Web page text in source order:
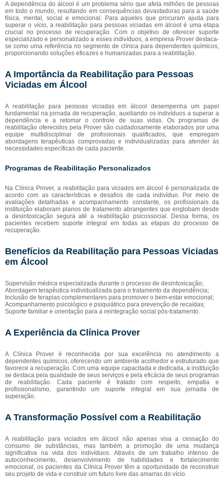
A dependência do álcool é um problema sério que afeta milhões de pessoas
em todo o mundo, resultando em consequências devastadoras para a saúde
física, mental, social e emocional. Para aqueles que procuram ajuda para
superar o vício, a reabilitação para pessoas viciadas em álcool é uma etapa
crucial no processo de recuperação. Com o objetivo de oferecer suporte
especializado e personalizado a esses indivíduos, a empresa Prover destaca-
se como uma referência no segmento de clínica para dependentes químicos,
proporcionando soluções eficazes e humanizadas para a reabilitação.
A Importância da Reabilitação para Pessoas
Viciadas em Álcool
A reabilitação para pessoas viciadas em álcool desempenha um papel
fundamental na jornada de recuperação, auxiliando os indivíduos a superar a
dependência e a retomar o controle de suas vidas. Os programas de
reabilitação oferecidos pela Prover são cuidadosamente elaborados por uma
equipe multidisciplinar de profissionais qualificados, que empregam
abordagens terapêuticas comprovadas e individualizadas para atender às
necessidades específicas de cada paciente.
Programas de Reabilitação Personalizados
Na Clínica Prover, a reabilitação para viciados em álcool é personalizada de
acordo com as características e desafios de cada indivíduo. Por meio de
avaliações detalhadas e acompanhamento constante, os profissionais da
instituição elaboram planos de tratamento abrangentes que englobam desde
a desintoxicação segura até a reabilitação psicossocial. Dessa forma, os
pacientes recebem suporte integral em todas as etapas do processo de
recuperação.
Benefícios da Reabilitação para Pessoas Viciadas
em Álcool
Supervisão médica especializada durante o processo de desintoxicação;
Abordagem terapêutica individualizada para o tratamento da dependência;
Inclusão de terapias complementares para promover o bem-estar emocional;
Acompanhamento psicológico e psiquiátrico para prevenção de recaídas;
Suporte familiar e orientação para a reintegração social pós-tratamento.
A Experiência da Clínica Prover
A Clínica Prover é reconhecida por sua excelência no atendimento a
dependentes químicos, oferecendo um ambiente acolhedor e estruturado que
favorece a recuperação. Com uma equipe capacitada e dedicada, a instituição
se destaca pela qualidade de seus serviços e pela eficácia de seus programas
de reabilitação. Cada paciente é tratado com respeito, empatia e
profissionalismo, garantindo um suporte integral em sua jornada de
superação.
A Transformação Possível com a Reabilitação
A reabilitação para viciados em álcool não apenas visa a cessação do
consumo de substâncias, mas também a promoção de uma mudança
significativa na vida dos indivíduos. Através de um trabalho intenso de
autoconhecimento, desenvolvimento de habilidades e fortalecimento
emocional, os pacientes da Clínica Prover têm a oportunidade de reconstruir
seu projeto de vida e construir um futuro livre das amarras do vício.